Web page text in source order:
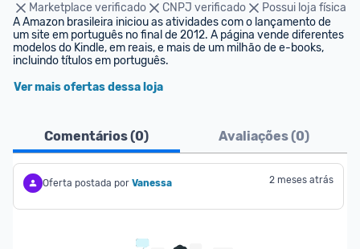
Marketplace verificado
CNPJ verificado
Possui loja física
A Amazon brasileira iniciou as atividades com o lançamento de
um site em português no final de 2012. A página vende diferentes
modelos do Kindle, em reais, e mais de um milhão de e-books,
incluindo títulos em português.
Ver mais ofertas dessa loja
Comentários (0) Avaliações (0)
Oferta postada por Vanessa 2 meses atrás